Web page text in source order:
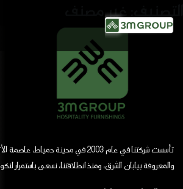
غير مصنف
تأسست شركتنا في عام 2003 في مدينة
والمعروفة بيابان الشرق، ومنذ انطلاقتنا، نسعى باستمرار